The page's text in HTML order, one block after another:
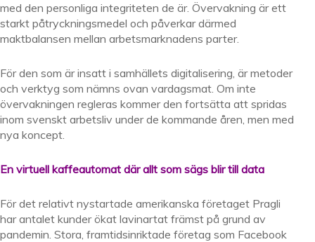
med den personliga integriteten de är. Övervakning är ett
starkt påtryckningsmedel och påverkar därmed
maktbalansen mellan arbetsmarknadens parter.
För den som är insatt i samhällets digitalisering, är metoder
och verktyg som nämns ovan vardagsmat. Om inte
övervakningen regleras kommer den fortsätta att spridas
inom svenskt arbetsliv under de kommande åren, men med
nya koncept.
En virtuell kaffeautomat där allt som sägs blir till data
För det relativt nystartade amerikanska företaget Pragli
har antalet kunder ökat lavinartat främst på grund av
pandemin. Stora, framtidsinriktade företag som Facebook